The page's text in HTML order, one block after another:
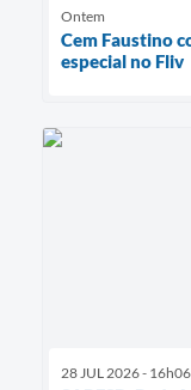
Ontem
Cem Faustino
especial no Fliv
28 JUL 2026 - 16h06